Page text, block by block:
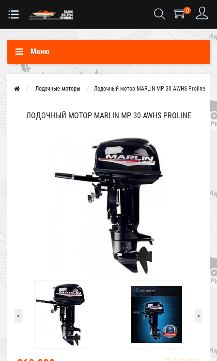
0
Меню
Лодочные моторы Лодочный мотор MARLIN MP 30 AWHS Proline
ЛОДОЧНЫЙ МОТОР MARLIN MP 30 AWHS PROLINE
< >